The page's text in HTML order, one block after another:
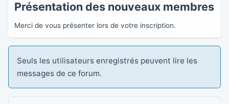
Présentation des nouveaux membres
Merci de vous présenter lors de votre inscription.
Seuls les utilisateurs enregistrés peuvent lire les
messages de ce forum.